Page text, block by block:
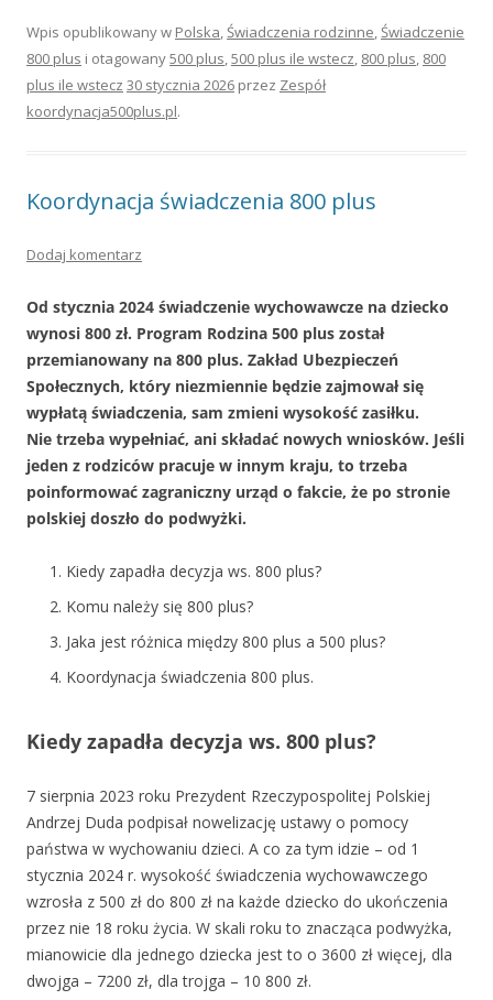
Wpis opublikowany w Polska,Świadczenia rodzinne,Świadczenie
800 plus i otagowany500 plus,500 plus ile wstecz, 800 plus, 800
plus ile wstecz 30 stycznia 2026 przez Zespół
koordynacja500plus.pl.
Koordynacja świadczenia 800 plus
Dodaj komentarz
Od stycznia 2024 świadczenie wychowawcze na dziecko
wynosi 800 zł. Program Rodzina 500 plus został
przemianowany na 800 plus. Zakład Ubezpieczeń
Społecznych, który niezmiennie będzie zajmował się
wypłatą świadczenia, sam zmieni wysokość zasiłku.
Nie trzeba wypełniać, ani składać nowych wniosków. Jeśli
jeden z rodziców pracuje w innym kraju, to trzeba
poinformować zagraniczny urząd o fakcie, że po stronie
polskiej doszło do podwyżki.
Kiedy zapadła decyzja ws. 800 plus?
Komu należy się 800 plus?
Jaka jest różnica między 800 plus a 500 plus?
Koordynacja świadczenia 800 plus.
Kiedy zapadła decyzja ws. 800 plus?
7 sierpnia 2023 roku Prezydent Rzeczypospolitej Polskiej
Andrzej Duda podpisał nowelizację ustawy o pomocy
państwa w wychowaniu dzieci. A co za tym idzie – od 1
stycznia 2024 r. wysokość świadczenia wychowawczego
wzrosła z 500 zł do 800 zł na każde dziecko do ukończenia
przez nie 18 roku życia. W skali roku to znacząca podwyżka,
mianowicie dla jednego dziecka jest to o 3600 zł więcej, dla
dwojga – 7200 zł, dla trojga – 10 800 zł.